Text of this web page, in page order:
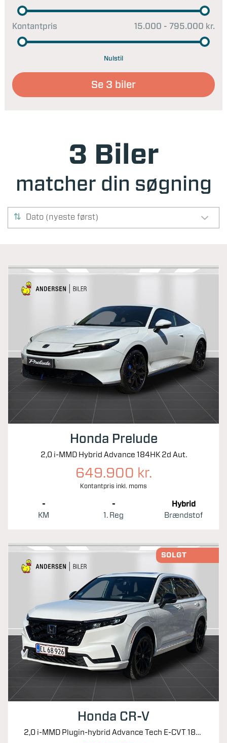
Kontantpris 15.000 - 795.000 kr.
Nulstil
Se 3 biler
3 Biler
matcher din søgning
Dato (nyeste først)
Honda Prelude
2,0 i-MMD Hybrid Advance 184HK 2d Aut.
649.900 kr.
Kontantpris inkl. moms
-
KM
-
1. Reg
Hybrid
Brændstof
SOLGT
Honda CR-V
2,0 i-MMD Plugin-hybrid Advance Tech E-CVT 184HK 5d Trinl. Gear